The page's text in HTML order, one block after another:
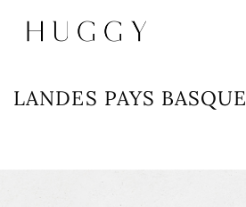
LANDES PAYS BASQUE